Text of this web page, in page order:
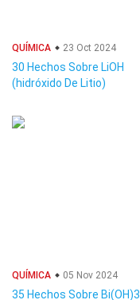
QUÍMICA 23 Oct 2024
30 Hechos Sobre LiOH
(hidróxido De Litio)
QUÍMICA 05 Nov 2024
35 Hechos Sobre Bi(OH)3